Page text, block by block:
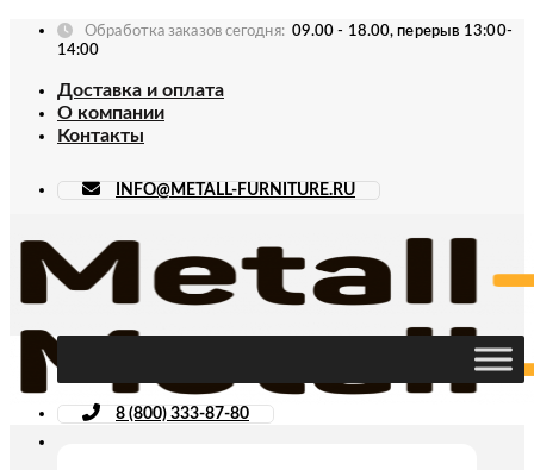
Skip
Обработка заказов сегодня: 09.00 - 18.00, перерыв 13:00-
14:00
Доставка и оплата
О компании
Контакты
INFO@METALL-FURNITURE.RU
8 (800) 333-87-80